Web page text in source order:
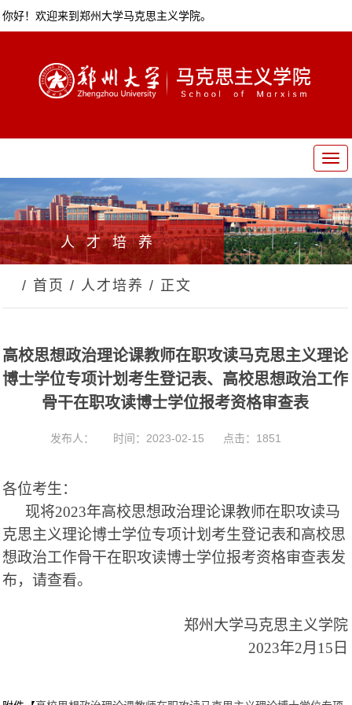
你好！欢迎来到郑州大学马克思主义学院。
T
o
g
l
e
n
i
t
i
o
人才培养
/ 首页 / 人才培养 / 正文
高校思想政治理论课教师在职攻读马克思主义理论
博士学位专项计划考生登记表、高校思想政治工作
骨干在职攻读博士学位报考资格审查表
发布人： 时间：2023-02-15 点击： 1851
各位考生：
现将2023年高校思想政治理论课教师在职攻读马
克思主义理论博士学位专项计划考生登记表和高校思
想政治工作骨干在职攻读博士学位报考资格审查表发
布，请查看。
郑州大学马克思主义学院
2023年2月15日